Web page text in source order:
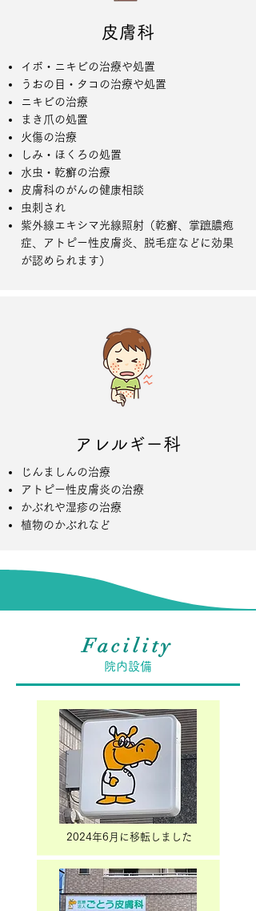
皮膚科
イボ・ニキビの治療や処置
うおの目・タコの治療や処置
ニキビの治療
まき爪の処置
火傷の治療
しみ・ほくろの処置
水虫・乾癬の治療
皮膚科のがんの健康相談
虫刺され
​紫外線エキシマ光線照射（乾癬、掌蹠膿疱
症、アトピー性皮膚炎、脱毛症などに効果
が認められます）
アレルギー科
じんましんの治療
アトピー性皮膚炎の治療
かぶれや湿疹の治療
​植物のかぶれなど
Facility
院内設備
2024年6月に移転しました